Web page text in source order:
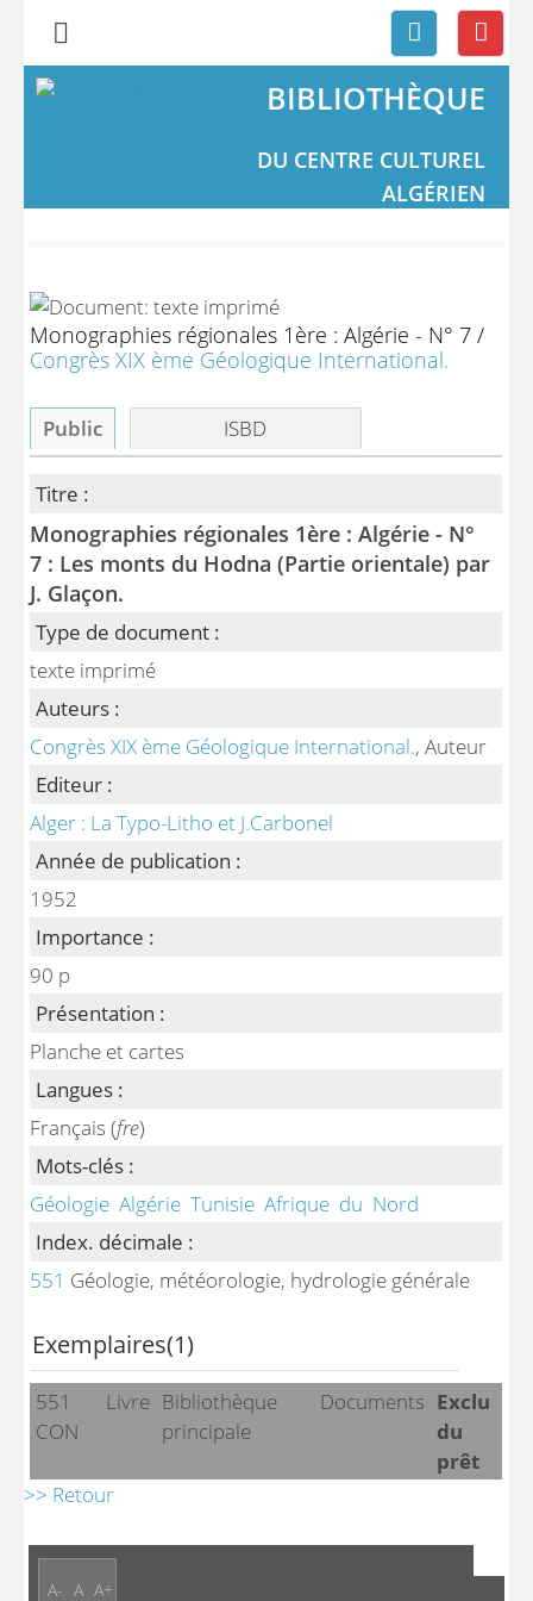
BIBLIOTHÈQUE
DU CENTRE CULTUREL
ALGÉRIEN
Monographies régionales 1ère : Algérie - N° 7 /
Congrès XIX ème Géologique International.
Public ISBD
Titre :
Monographies régionales 1ère : Algérie - N°
7 : Les monts du Hodna (Partie orientale) par
J. Glaçon.
Type de document :
texte imprimé
Auteurs :
Congrès XIX ème Géologique International., Auteur
Editeur :
Alger : La Typo-Litho et J.Carbonel
Année de publication :
1952
Importance :
90 p
Présentation :
Planche et cartes
Langues :
Français (fre)
Mots-clés :
Géologie Algérie Tunisie Afrique du Nord
Index. décimale :
551 Géologie, météorologie, hydrologie générale
Exemplaires(1)
551
CON
Livre Bibliothèque
principale
Documents Exclu
du
prêt
>> Retour
A- A A+